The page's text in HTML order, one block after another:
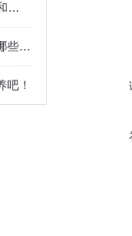
讲一讲64盘热风旋转炉的安装和使用教程
糖果机械设备其常见的功能有哪些呢？
吧！